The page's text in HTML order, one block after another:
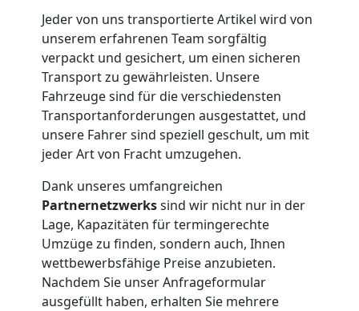
Jeder von uns transportierte Artikel wird von
unserem erfahrenen Team sorgfältig
verpackt und gesichert, um einen sicheren
Transport zu gewährleisten. Unsere
Fahrzeuge sind für die verschiedensten
Transportanforderungen ausgestattet, und
unsere Fahrer sind speziell geschult, um mit
jeder Art von Fracht umzugehen.
Dank unseres umfangreichen
Partnernetzwerkssind wir nicht nur in der
Lage, Kapazitäten für termingerechte
Umzüge zu finden, sondern auch, Ihnen
wettbewerbsfähige Preise anzubieten.
Nachdem Sie unser Anfrageformular
ausgefüllt haben, erhalten Sie mehrere
Möbelmontage
Feldkirch
Möbeltransport
Feldkirch
Beiladung
Feldkirch